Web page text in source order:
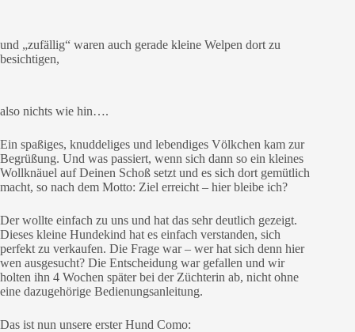
und „zufällig“ waren auch gerade kleine Welpen dort zu
besichtigen,
also nichts wie hin….
Ein spaßiges, knuddeliges und lebendiges Völkchen kam zur
Begrüßung. Und was passiert, wenn sich dann so ein kleines
Wollknäuel auf Deinen Schoß setzt und es sich dort gemütlich
macht, so nach dem Motto: Ziel erreicht – hier bleibe ich?
Der wollte einfach zu uns und hat das sehr deutlich gezeigt.
Dieses kleine Hundekind hat es einfach verstanden, sich
perfekt zu verkaufen. Die Frage war – wer hat sich denn hier
wen ausgesucht? Die Entscheidung war gefallen und wir
holten ihn 4 Wochen später bei der Züchterin ab, nicht ohne
eine dazugehörige Bedienungsanleitung.
Das ist nun unsere erster Hund Como: